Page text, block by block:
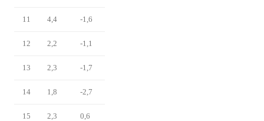
11 4,4 -1,6
12 2,2 -1,1
13 2,3 -1,7
14 1,8 -2,7
15 2,3 0,6